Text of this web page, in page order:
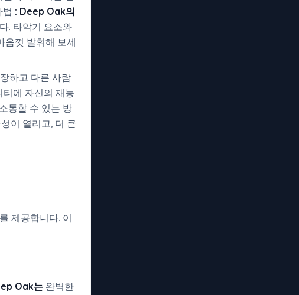
법 : Deep Oak의
. 타악기 요소와
음껏 발휘해 보세
하고 다른 사람
에 자신의 재능
통할 수 있는 방
이 열리고, 더 큰
제공합니다. 이
Oak는 완벽한